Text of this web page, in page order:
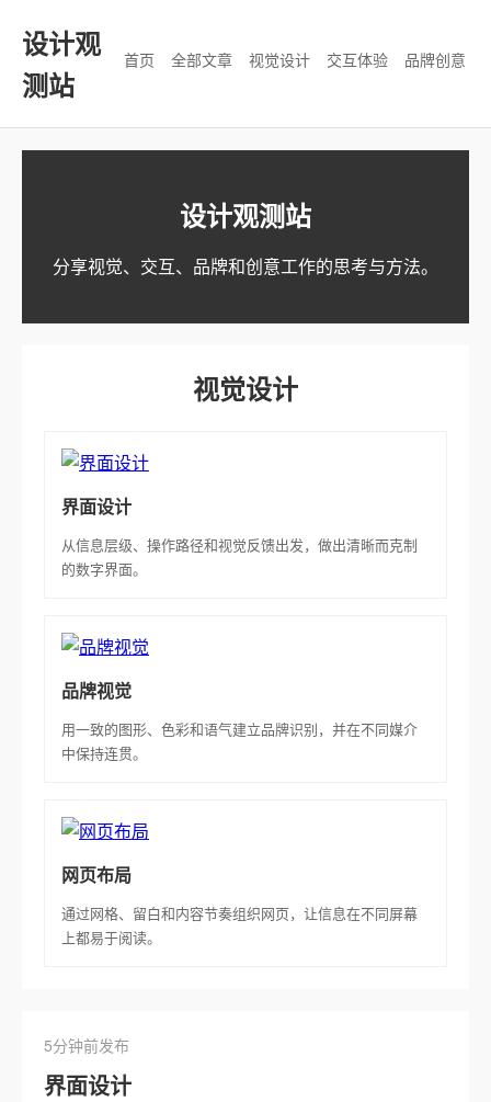
设计观
测站
首页 全部文章 视觉设计 交互体验 品牌创意
设计观测站
分享视觉、交互、品牌和创意工作的思考与方法。
视觉设计
界面设计
从信息层级、操作路径和视觉反馈出发，做出清晰而克制
的数字界面。
品牌视觉
用一致的图形、色彩和语气建立品牌识别，并在不同媒介
中保持连贯。
网页布局
通过网格、留白和内容节奏组织网页，让信息在不同屏幕
上都易于阅读。
5分钟前发布
界面设计